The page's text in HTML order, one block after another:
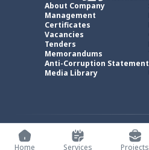
About Company
Management
Certificates
Vacancies
Tenders
Memorandums
Anti-Corruption Statement
Media Library
UZINFOCOM © 2002 -2026
Home
Services Projects